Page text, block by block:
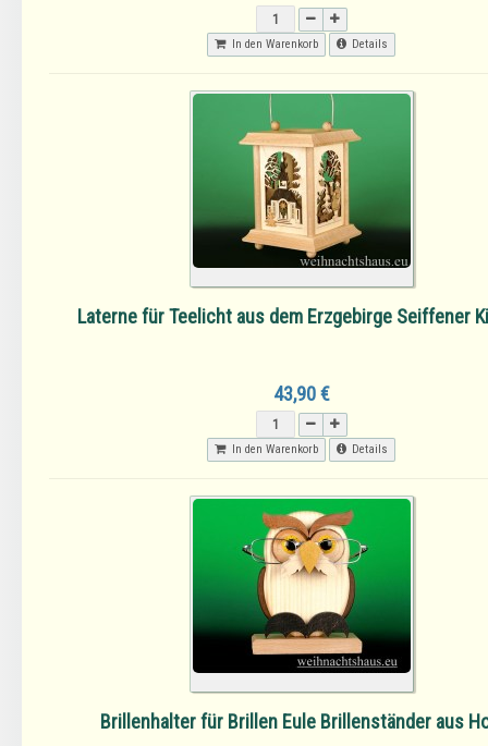
In den Warenkorb Details
Laterne für Teelicht aus dem Erzgebirge Seiffener
43,90 €
In den Warenkorb Details
Brillenhalter für Brillen Eule Brillenständer aus